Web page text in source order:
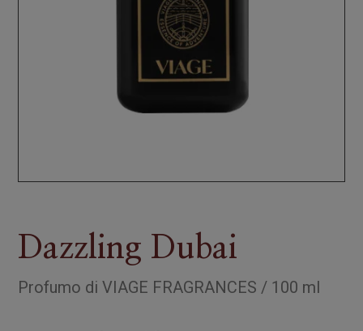
Dazzling Dubai
Profumo diVIAGE FRAGRANCES / 100 ml